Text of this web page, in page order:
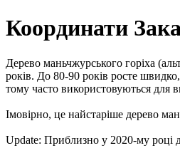
Координати
Дерево маньчжурського горіха
років. До 80-90 років росте
тому часто використовуються для
Імовірно, це найстаріше дерево
Update: Приблизно у 2020-му році